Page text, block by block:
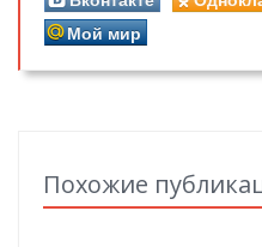
Мой мир
Похожие